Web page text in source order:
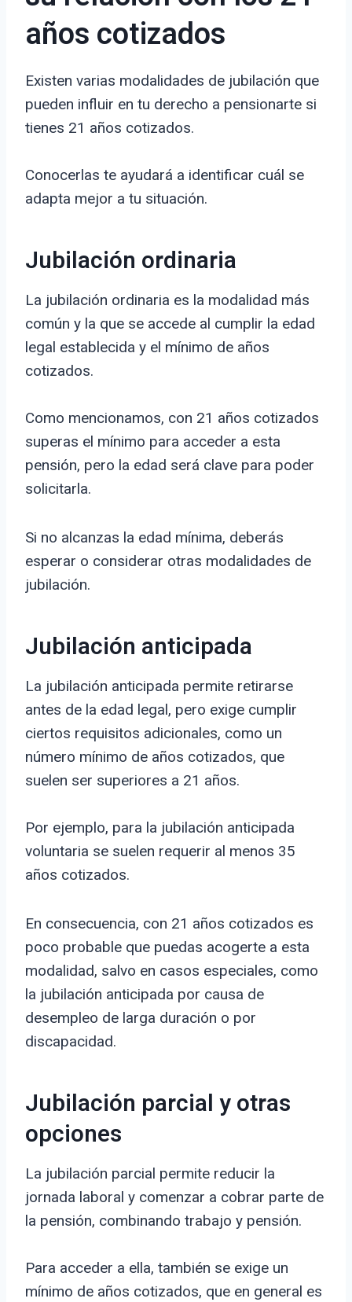
años cotizados
Existen varias modalidades de jubilación que
pueden influir en tu derecho a pensionarte si
tienes 21 años cotizados.
Conocerlas te ayudará a identificar cuál se
adapta mejor a tu situación.
Jubilación ordinaria
La jubilación ordinaria es la modalidad más
común y la que se accede al cumplir la edad
legal establecida y el mínimo de años
cotizados.
Como mencionamos, con 21 años cotizados
superas el mínimo para acceder a esta
pensión, pero la edad será clave para poder
solicitarla.
Si no alcanzas la edad mínima, deberás
esperar o considerar otras modalidades de
jubilación.
Jubilación anticipada
La jubilación anticipada permite retirarse
antes de la edad legal, pero exige cumplir
ciertos requisitos adicionales, como un
número mínimo de años cotizados, que
suelen ser superiores a 21 años.
Por ejemplo, para la jubilación anticipada
voluntaria se suelen requerir al menos 35
años cotizados.
En consecuencia, con 21 años cotizados es
poco probable que puedas acogerte a esta
modalidad, salvo en casos especiales, como
la jubilación anticipada por causa de
desempleo de larga duración o por
discapacidad.
Jubilación parcial y otras
opciones
La jubilación parcial permite reducir la
jornada laboral y comenzar a cobrar parte de
la pensión, combinando trabajo y pensión.
Para acceder a ella, también se exige un
mínimo de años cotizados, que en general es